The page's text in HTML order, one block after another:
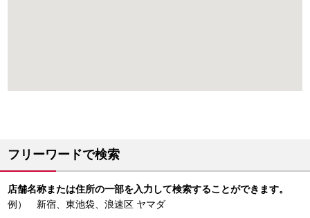
フリーワードで検索
店舗名称または住所の一部を入力して検索することができます。
例） 新宿、東池袋、浪速区 ヤマダ